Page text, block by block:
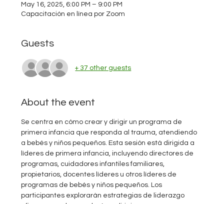
May 16, 2025, 6:00 PM – 9:00 PM
Capacitación en línea por Zoom
Guests
+ 37 other guests
About the event
Se centra en cómo crear y dirigir un programa de
primera infancia que responda al trauma, atendiendo
a bebés y niños pequeños. Esta sesión está dirigida a
líderes de primera infancia, incluyendo directores de
programas, cuidadores infantiles familiares,
propietarios, docentes líderes u otros líderes de
programas de bebés y niños pequeños. Los
participantes explorarán estrategias de liderazgo